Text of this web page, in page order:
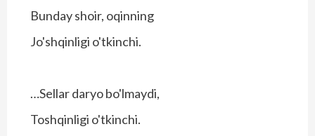
Bunday shoir, oqinning
Jo'shqinligi o'tkinchi.
…Sellar daryo bo'lmaydi,
Toshqinligi o'tkinchi.